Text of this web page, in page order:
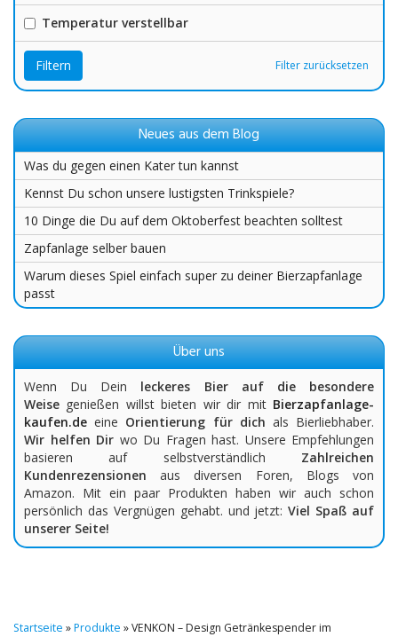
Temperatur verstellbar
Filter zurücksetzen
Filtern
Neues aus dem Blog
Was du gegen einen Kater tun kannst
Kennst Du schon unsere lustigsten Trinkspiele?
10 Dinge die Du auf dem Oktoberfest beachten solltest
Zapfanlage selber bauen
Warum dieses Spiel einfach super zu deiner Bierzapfanlage
passt
Über uns
Wenn Du Dein leckeres Bier auf die besondere
Weise genießen willst bieten wir dir mit Bierzapfanlage-
kaufen.de eine Orientierung für dich als Bierliebhaber.
Wir helfen Dir wo Du Fragen hast. Unsere Empfehlungen
basieren auf selbstverständlich Zahlreichen
Kundenrezensionen aus diversen Foren, Blogs von
Amazon. Mit ein paar Produkten haben wir auch schon
persönlich das Vergnügen gehabt. und jetzt:Viel Spaß auf
unserer Seite!
Startseite »Produkte »VENKON – Design Getränkespender im